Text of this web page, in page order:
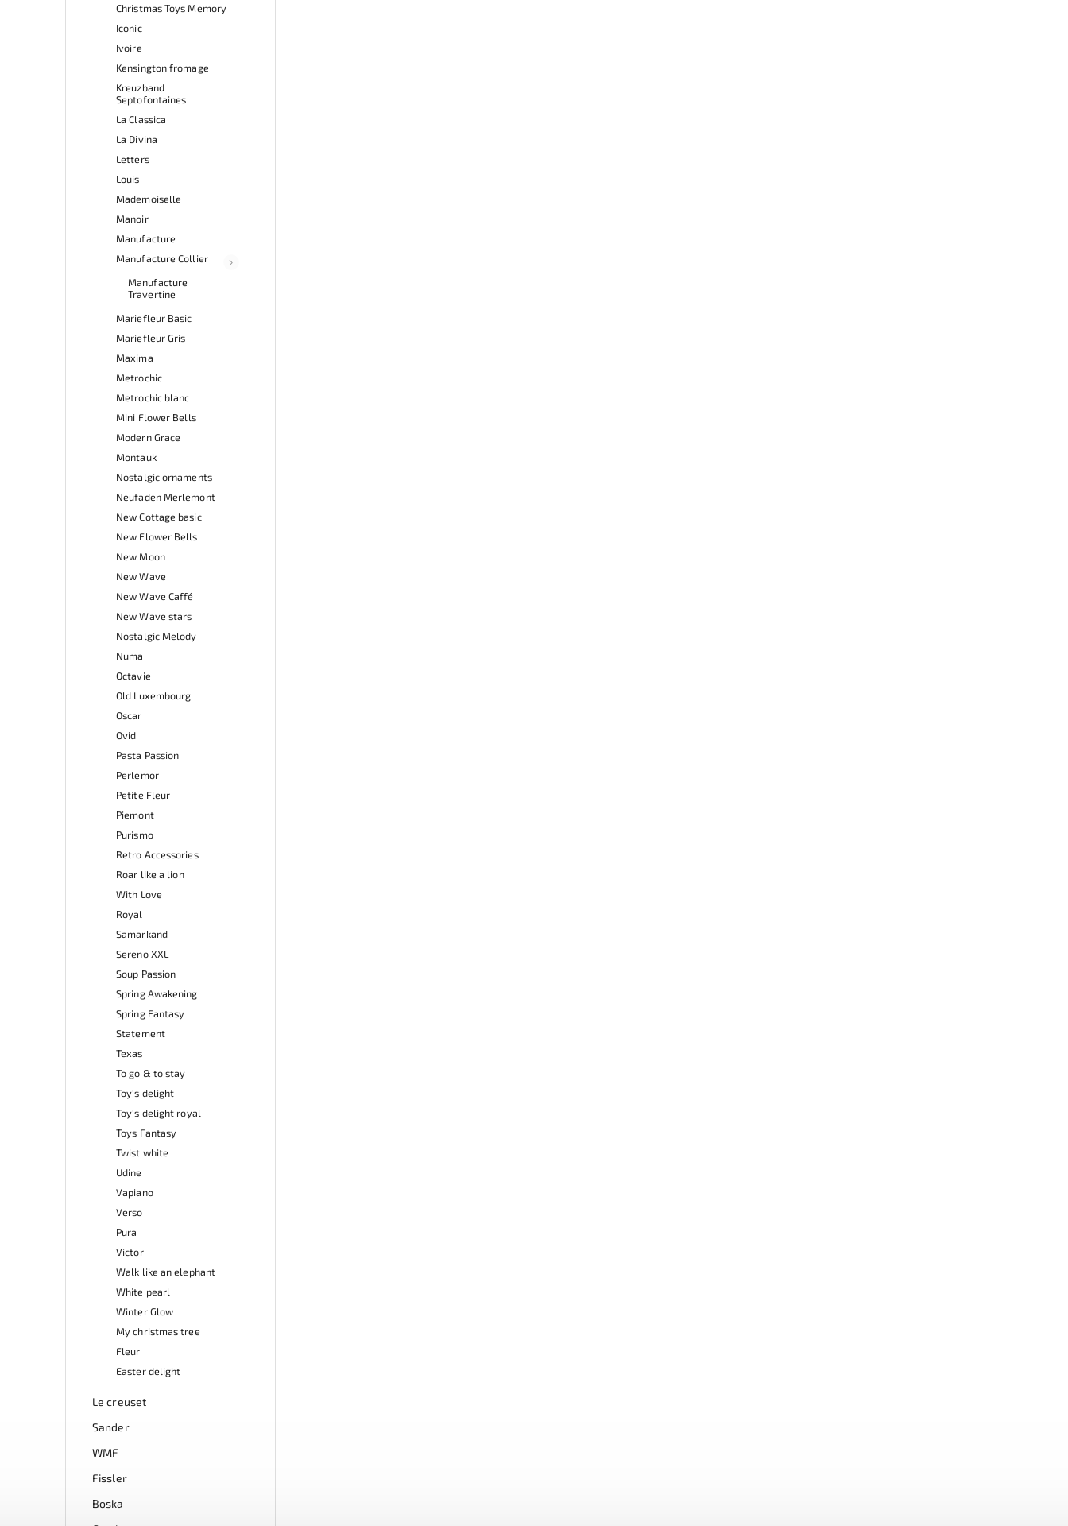
Christmas Toys Memory
Iconic
Ivoire
Kensington fromage
Kreuzband
Septofontaines
La Classica
La Divina
Letters
Louis
Mademoiselle
Manoir
Manufacture
Manufacture Collier
Manufacture
Travertine
Mariefleur Basic
Mariefleur Gris
Maxima
Metrochic
Metrochic blanc
Mini Flower Bells
Modern Grace
Montauk
Nostalgic ornaments
Neufaden Merlemont
New Cottage basic
New Flower Bells
New Moon
New Wave
New Wave Caffé
New Wave stars
Nostalgic Melody
Numa
Octavie
Old Luxembourg
Oscar
Ovid
Pasta Passion
Perlemor
Petite Fleur
Piemont
Purismo
Retro Accessories
Roar like a lion
With Love
Royal
Samarkand
Sereno XXL
Soup Passion
Spring Awakening
Spring Fantasy
Statement
Texas
To go & to stay
Toy's delight
Toy's delight royal
Toys Fantasy
Twist white
Udine
Vapiano
Verso
Pura
Victor
Walk like an elephant
White pearl
Winter Glow
My christmas tree
Fleur
Easter delight
Le creuset
Sander
WMF
Fissler
Boska